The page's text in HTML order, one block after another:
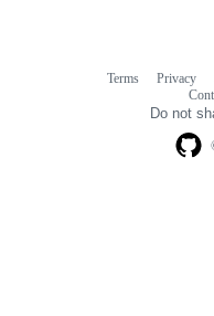
Terms Privacy
Do not